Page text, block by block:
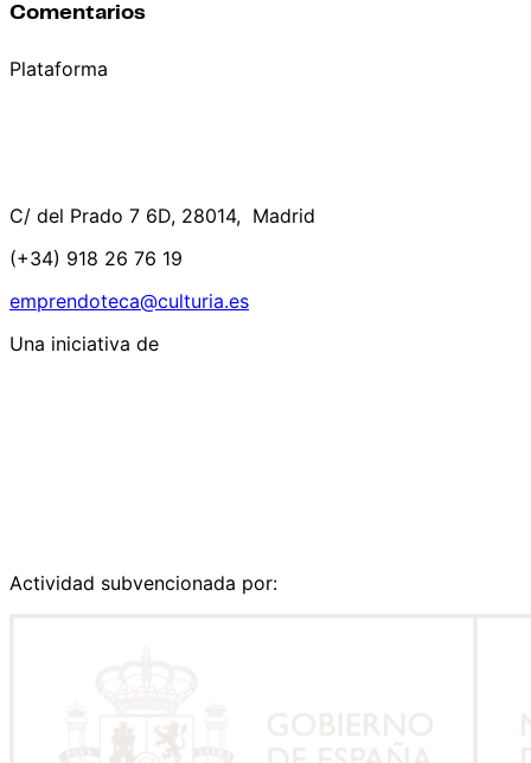
Comentarios
Plataforma
C/ del Prado 7 6D, 28014, Madrid
(+34) 918 26 76 19
emprendoteca@culturia.es
Una iniciativa de
Actividad subvencionada por: